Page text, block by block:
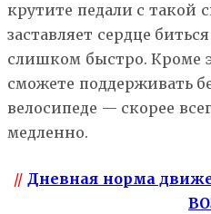
крутите педали с такой
заставляет сердце
слишком быстро. Кроме
сможете поддерживать
велосипеде — скорее
медленно.
// Дневная норма